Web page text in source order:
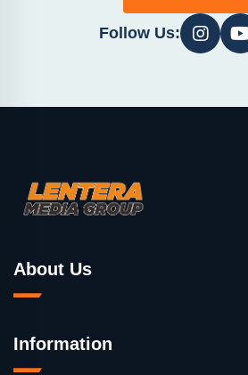
Follow Us:
About Us
Information